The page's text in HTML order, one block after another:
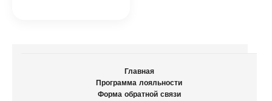
Главная
Программа лояльности
Форма обратной связи